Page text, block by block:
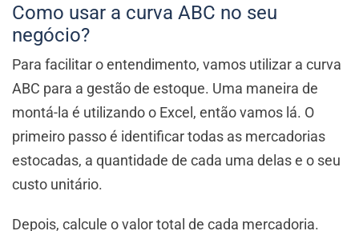
Como usar a curva ABC no seu
negócio?
Para facilitar o entendimento, vamos utilizar a curva
ABC para a gestão de estoque. Uma maneira de
montá-la é utilizando o Excel, então vamos lá. O
primeiro passo é identificar todas as mercadorias
estocadas, a quantidade de cada uma delas e o seu
custo unitário.
Depois, calcule o valor total de cada mercadoria.